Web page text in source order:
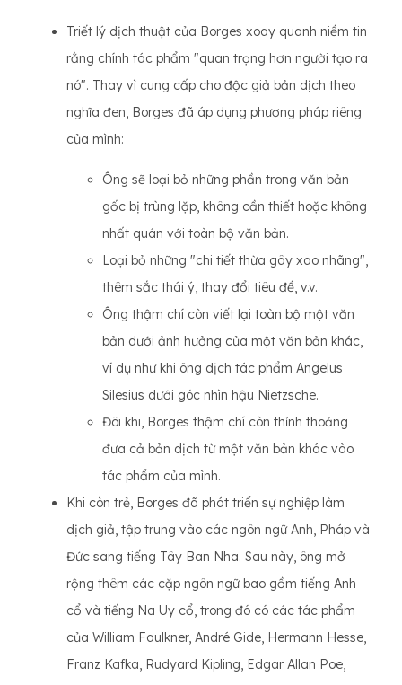
Triết lý dịch thuật của Borges xoay quanh niềm tin
rằng chính tác phẩm "quan trọng hơn người tạo ra
nó". Thay vì cung cấp cho độc giả bản dịch theo
nghĩa đen, Borges đã áp dụng phương pháp riêng
của mình:
Ông sẽ loại bỏ những phần trong văn bản
gốc bị trùng lặp, không cần thiết hoặc không
nhất quán với toàn bộ văn bản.
Loại bỏ những "chi tiết thừa gây xao nhãng",
thêm sắc thái ý, thay đổi tiêu đề, v.v.
Ông thậm chí còn viết lại toàn bộ một văn
bản dưới ảnh hưởng của một văn bản khác,
ví dụ như khi ông dịch tác phẩm Angelus
Silesius dưới góc nhìn hậu Nietzsche.
Đôi khi, Borges thậm chí còn thỉnh thoảng
đưa cả bản dịch từ một văn bản khác vào
tác phẩm của mình.
Khi còn trẻ, Borges đã phát triển sự nghiệp làm
dịch giả, tập trung vào các ngôn ngữ Anh, Pháp và
Đức sang tiếng Tây Ban Nha. Sau này, ông mở
rộng thêm các cặp ngôn ngữ bao gồm tiếng Anh
cổ và tiếng Na Uy cổ, trong đó có các tác phẩm
của William Faulkner, André Gide, Hermann Hesse,
Franz Kafka, Rudyard Kipling, Edgar Allan Poe,